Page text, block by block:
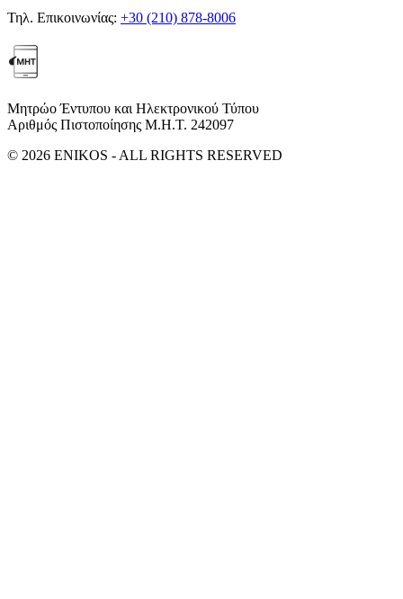
Τηλ. Επικοινωνίας: +30 (210) 878-8006
Μητρώο Έντυπου και Ηλεκτρονικού Τύπου
Αριθμός Πιστοποίησης Μ.Η.Τ. 242097
© 2026 ENIKOS - ALL RIGHTS RESERVED